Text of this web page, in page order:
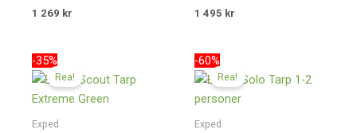
1 269 kr 1 495 kr
-35%
Rea!
Exped
ursprungliga
priset
var:
priset
-60%
Rea!
Exped
ursprungliga
priset
var:
priset